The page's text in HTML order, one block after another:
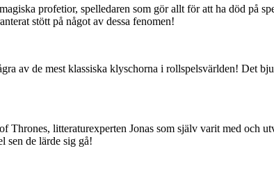
profetior, spelledaren som gör allt för att ha död på
stött på något av dessa fenomen!
av de mest klassiska klyschorna i rollspelsvärlden! Det
Thrones, litteraturexperten Jonas som själv varit med och
sen de lärde sig gå!